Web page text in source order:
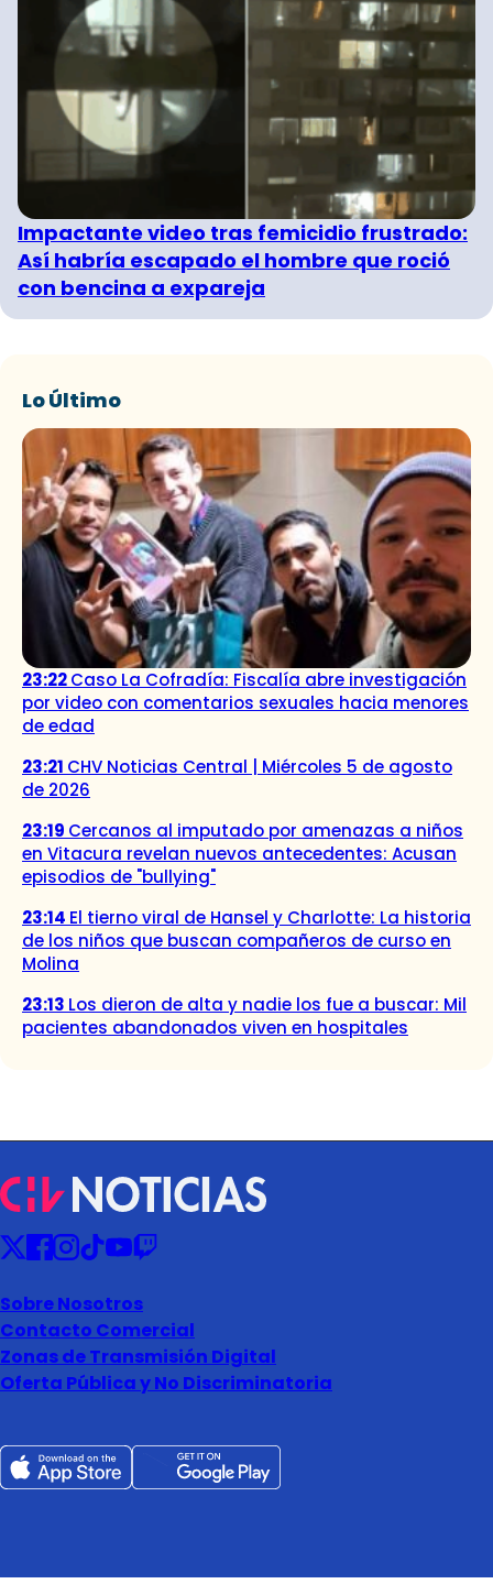
Impactante video tras femicidio frustrado:
Así habría escapado el hombre que roció
con bencina a expareja
Lo Último
23:22Caso La Cofradía: Fiscalía abre investigación
por video con comentarios sexuales hacia menores
de edad
23:21 CHV Noticias Central | Miércoles 5 de agosto
de 2026
23:19 Cercanos al imputado por amenazas a niños
en Vitacura revelan nuevos antecedentes: Acusan
episodios de "bullying"
23:14 El tierno viral de Hansel y Charlotte: La historia
de los niños que buscan compañeros de curso en
Molina
23:13 Los dieron de alta y nadie los fue a buscar: Mil
pacientes abandonados viven en hospitales
Sobre Nosotros
Contacto Comercial
Zonas de Transmisión Digital
Oferta Pública y No Discriminatoria